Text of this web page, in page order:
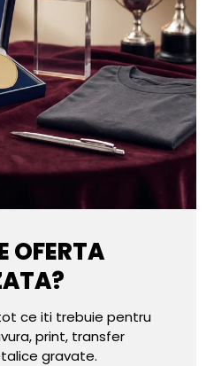
OFERTA
ce iti trebuie pentru
print, transfer
gravate.